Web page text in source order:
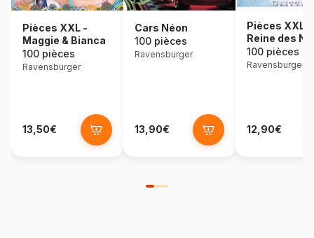
Pièces XXL -
Maggie & Bianca
100 pièces
Ravensburger
13,50€
Cars Néon
100 pièces
Ravensburger
13,90€
Pièces XXL -
Reine des
- Pièces
100 pièces
Ravensburger
12,90€